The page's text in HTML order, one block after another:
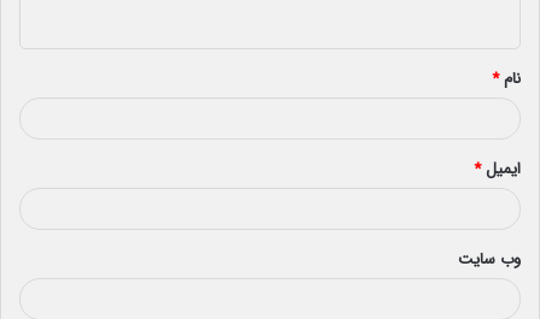
*
نام*
ایمیل*
وب‌ سایت